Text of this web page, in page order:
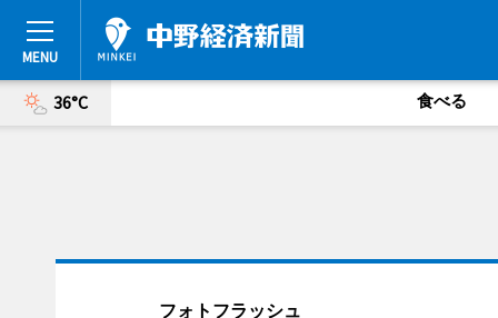
36°C 食べる
フォトフラッシュ